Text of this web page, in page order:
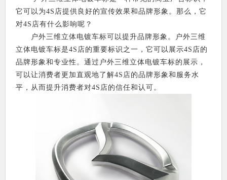
它可以为4S店提供良好的宣传效果和品牌形象。那么，它
对4S店有什么影响呢？
户外三维立体电镀车标可以提升品牌形象。户外三维
立体电镀车标是4S店的重要标识之一，它可以展示4S店的
品牌形象和专业性。通过户外三维立体电镀车标的展示，
可以让消费者更加直观地了解4S店的品牌形象和服务水
平，从而提升消费者对4S店的信任和认可。